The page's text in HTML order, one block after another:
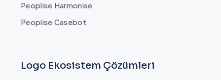
Peoplise Harmonise
Peoplise Casebot
Logo Ekosistem Çözümleri